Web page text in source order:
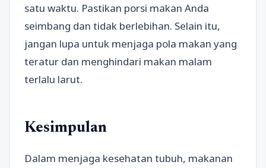
satu waktu. Pastikan porsi makan Anda
seimbang dan tidak berlebihan. Selain itu,
jangan lupa untuk menjaga pola makan yang
teratur dan menghindari makan malam
terlalu larut.
Kesimpulan
Dalam menjaga kesehatan tubuh, makanan